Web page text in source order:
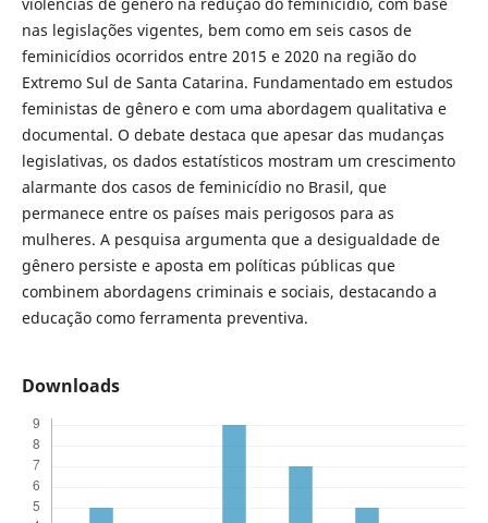
nas legislações vigentes, bem como em seis casos de
feminicídios ocorridos entre 2015 e 2020 na região do
Extremo Sul de Santa Catarina. Fundamentado em estudos
feministas de gênero e com uma abordagem qualitativa e
documental. O debate destaca que apesar das mudanças
legislativas, os dados estatísticos mostram um crescimento
alarmante dos casos de feminicídio no Brasil, que
permanece entre os países mais perigosos para as
mulheres. A pesquisa argumenta que a desigualdade de
gênero persiste e aposta em políticas públicas que
combinem abordagens criminais e sociais, destacando a
educação como ferramenta preventiva.
Downloads